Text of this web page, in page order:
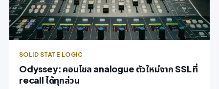
SOLID STATE LOGIC
Odyssey: คอนโซล analogue ตัวใหม่จาก SSL ที่
recall ได้ทุกส่วน